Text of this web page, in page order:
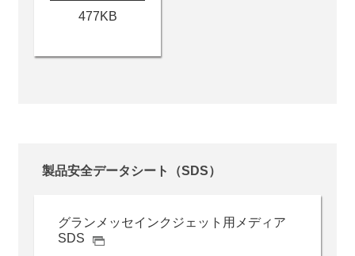
477KB
製品安全データシート（SDS）
グランメッセインクジェット用メディア
SDS